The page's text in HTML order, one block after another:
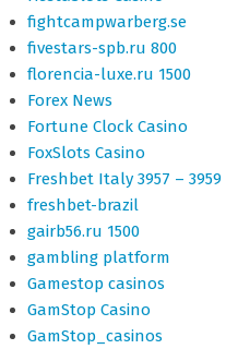
fightcampwarberg.se
fivestars-spb.ru 800
florencia-luxe.ru 1500
Forex News
Fortune Clock Casino
FoxSlots Casino
Freshbet Italy 3957 – 3959
freshbet-brazil
gairb56.ru 1500
gambling platform
Gamestop casinos
GamStop Casino
GamStop_casinos